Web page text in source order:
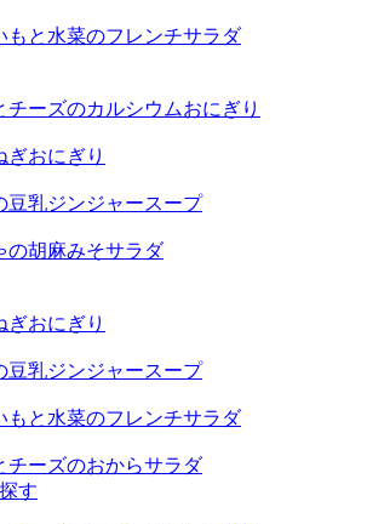
もと水菜のフレンチサラダ
チーズのカルシウムおにぎり
ぎおにぎり
豆乳ジンジャースープ
の胡麻みそサラダ
ぎおにぎり
豆乳ジンジャースープ
もと水菜のフレンチサラダ
チーズのおからサラダ
す